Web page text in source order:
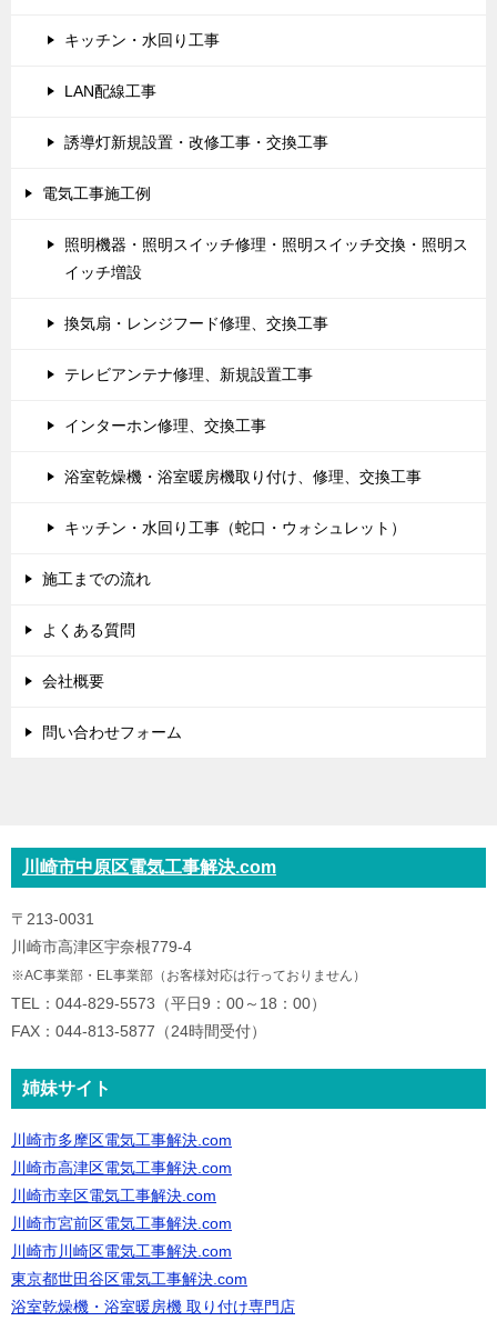
キッチン・水回り工事
LAN配線工事
誘導灯新規設置・改修工事・交換工事
電気工事施工例
照明機器・照明スイッチ修理・照明スイッチ交換・照明ス
イッチ増設
換気扇・レンジフード修理、交換工事
テレビアンテナ修理、新規設置工事
インターホン修理、交換工事
浴室乾燥機・浴室暖房機取り付け、修理、交換工事
キッチン・水回り工事（蛇口・ウォシュレット）
施工までの流れ
よくある質問
会社概要
問い合わせフォーム
川崎市中原区電気工事解決.com
〒213-0031
川崎市高津区宇奈根779-4
※AC事業部・EL事業部（お客様対応は行っておりません）
TEL：044-829-5573（平日9：00～18：00）
FAX：044-813-5877（24時間受付）
姉妹サイト
川崎市多摩区電気工事解決.com
川崎市高津区電気工事解決.com
川崎市幸区電気工事解決.com
川崎市宮前区電気工事解決.com
川崎市川崎区電気工事解決.com
東京都世田谷区電気工事解決.com
浴室乾燥機・浴室暖房機 取り付け専門店